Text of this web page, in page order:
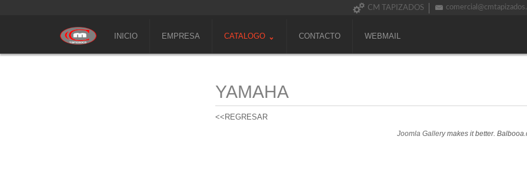
CM TAPIZADOS
INICIO EMPRESA CATALOGO CONTACTO WEBMAIL
YAMAHA
<<REGRESAR
Joomla Gallerymakes it better.